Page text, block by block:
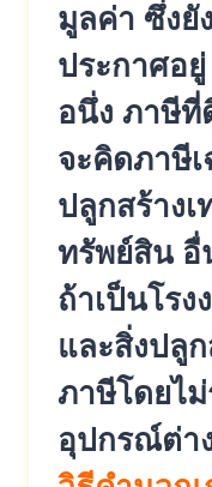
มูลค่า ซึ่งยั
ประกาศอยู่
อนึ่ง ภาษีที่
จะคิดภาษี
ปลูกสร้าง
ทรัพย์สิน อื่
ถ้าเป็นโร
และสิ่งปลู
ภาษีโดยไม่
อุปกรณ์ต่า